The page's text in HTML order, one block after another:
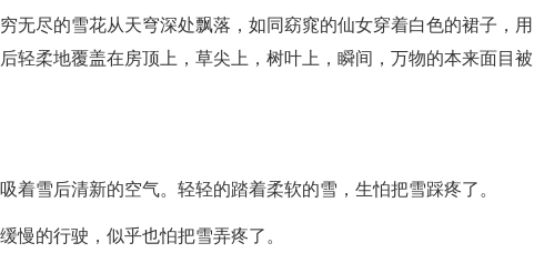
无尽的雪花从天穹深处飘落，如同窈窕的仙女穿着白色的裙子，用
轻柔地覆盖在房顶上，草尖上，树叶上，瞬间，万物的本来面目被
着雪后清新的空气。轻轻的踏着柔软的雪，生怕把雪踩疼了。
慢的行驶，似乎也怕把雪弄疼了。